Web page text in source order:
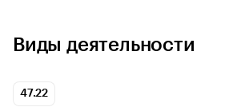
Виды деятельности
47.22